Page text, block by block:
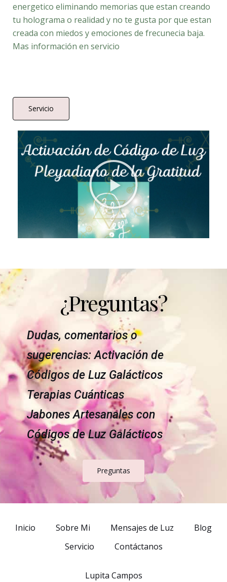
energetico eliminando memorias que estan creando
tu holograma o realidad y no te gusta por que estan
creada con miedos y emociones de frecunecia baja.
Mas información en servicio
Servicio
¿Preguntas?
Dudas, comentarios o
sugerencias: Activación de
Códigos de Luz Galácticos
Terapias Cuánticas
Jabones Artesanales con
Códigos de Luz Galácticos
Preguntas
Inicio Sobre Mi Mensajes de Luz
Blog
Servicio
Contáctanos
Lupita Campos